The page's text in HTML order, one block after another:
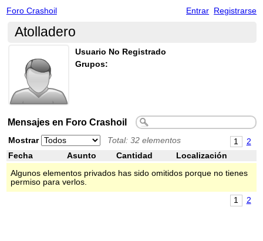
Foro Crashoil Entrar Registrarse
Atolladero
Usuario No Registrado
Grupos:
Mensajes en Foro Crashoil
1 2
Mostrar
Total: 32 elementos
Fecha
Asunto Cantidad
Localización
Algunos elementos privados has sido omitidos porque no tienes
permiso para verlos.
1 2